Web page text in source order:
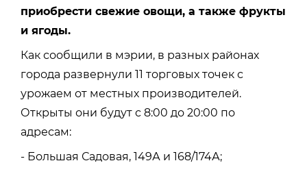
приобрести свежие овощи, а также фрукты
и ягоды.
Как сообщили в мэрии, в разных районах
города развернули 11 торговых точек с
урожаем от местных производителей.
Открыты они будут с 8:00 до 20:00 по
адресам:
- Большая Садовая, 149А и 168/174А;